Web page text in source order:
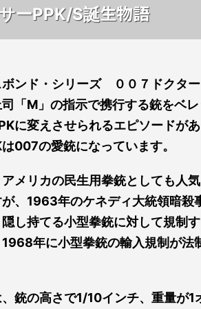
ーPPK/S誕生物語
ボンド・シリーズ ００７ドクター
「M」の指示で携行する銃をベ
に変えさせられるエピソードがあ
007の愛銃になっています。
メリカの民生用拳銃としても人気
、1963年のケネディ大統領暗殺
し持てる小型拳銃に対して規制す
年に小型拳銃の輸入規制が法
銃の高さで1/10インチ、重量が1